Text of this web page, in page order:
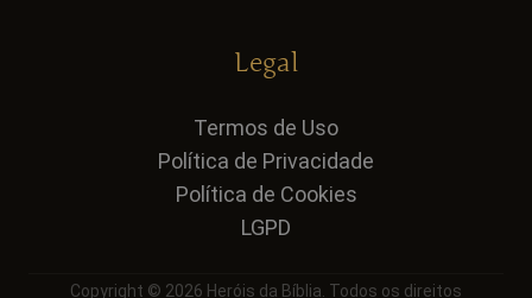
Legal
Termos de Uso
Política de Privacidade
Política de Cookies
LGPD
Copyright © 2026 Heróis da Bíblia. Todos os direitos